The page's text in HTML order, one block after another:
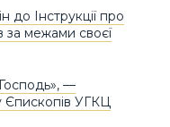
до Інструкції про
за межами своєї
—
Єпископів УГКЦ